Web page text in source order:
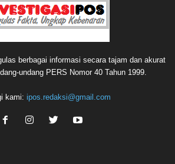
berbagai informasi secara tajam dan akurat
undang PERS Nomor 40 Tahun 1999.
kami: ipos.redaksi@gmail.com